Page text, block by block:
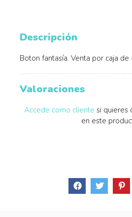
Descripción
Boton fantasía. Venta por caja de
Valoraciones
Accede como cliente si quieres
en este